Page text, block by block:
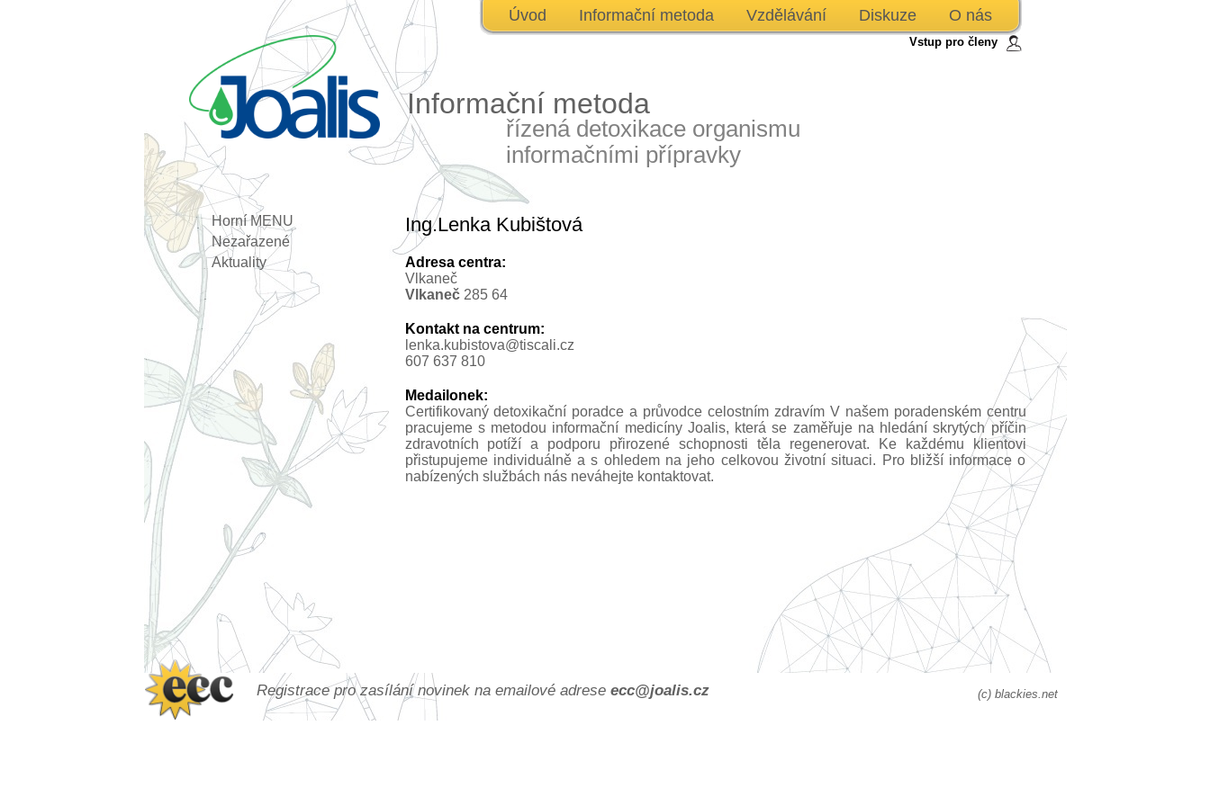
Úvod Informační metoda Vzdělávání Diskuze O nás
Vstup pro členy
Informační metoda
řízená detoxikace organismu
informačními přípravky
Horní MENU
Nezařazené
Aktuality
Ing.Lenka Kubištová
Adresa centra:
Vlkaneč
Vlkaneč285 64
Kontakt na centrum:
lenka.kubistova@tiscali.cz
607 637 810
Medailonek:
Certifikovaný detoxikační poradce a průvodce celostním zdravím V našem poradenském centru
pracujeme s metodou informační medicíny Joalis, která se zaměřuje na hledání skrytých příčin
zdravotních potíží a podporu přirozené schopnosti těla regenerovat. Ke každému klientovi
přistupujeme individuálně a s ohledem na jeho celkovou životní situaci. Pro bližší informace o
nabízených službách nás neváhejte kontaktovat.
Registrace pro zasílání novinek na emailové adrese ecc@joalis.cz (c) blackies.net